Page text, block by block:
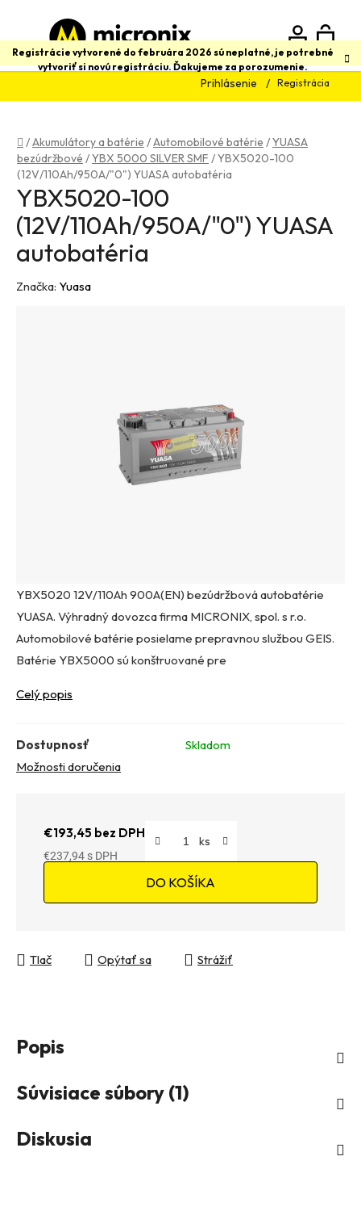
obsah
Registrácie vytvorené do februára 2026 sú neplatné, je potrebné
vytvoriť si novú registráciu. Ďakujeme za porozumenie.
Prihlásenie Registrácia
Hľadať
Domov
/Akumulátory a batérie /Automobilové batérie /YUASA
bezúdržbové /YBX 5000 SILVER SMF /YBX5020-100
(12V/110Ah/950A/"0") YUASA autobatéria
YBX5020 12V/110Ah 900A(EN) bezúdržbová autobatérie
YUASA. Výhradný dovozca firma MICRONIX, spol. s r.o.
Automobilové batérie posielame prepravnou službou GEIS.
Batérie YBX5000 sú konštruované pre
Celý popis
Dostupnosť
Skladom
Možnosti doručenia
€193,45 bez DPH
€237,94
DO KOŠÍKA
Tlač Opýtať sa Strážiť
YBX5020-100
(12V/110Ah/950A/"0") YUASA
autobatéria
Značka: Yuasa
Popis
Súvisiace súbory (1)
Diskusia